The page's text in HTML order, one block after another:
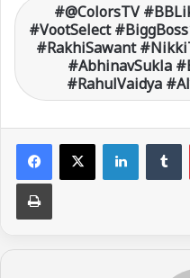
@ColorsTV
#VootSelect
#RakhiSawant
#AbhinavSukla
#RahulVaidya
LinkedIn